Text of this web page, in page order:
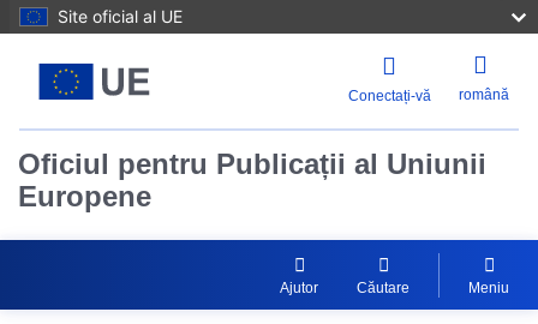
Site oficial al UE
Conectați-vă română
Oficiul pentru Publicații al Uniunii
Europene
Ajutor Căutare Meniu